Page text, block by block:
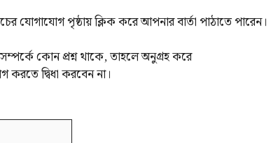
যোগাযোগ পৃষ্ঠায় ক্লিক করে আপনার বার্তা পাঠাতে পারেন।
কোন প্রশ্ন থাকে, তাহলে অনুগ্রহ করে
দ্বিধা করবেন না।